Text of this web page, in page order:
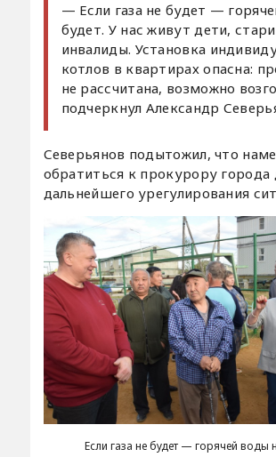
— Если газа не будет —
будет. У нас живут дети,
инвалиды. Установка
котлов в квартирах опасна:
не рассчитана, возможно
подчеркнул Александр
Северьянов подытожил, что
обратиться к прокурору города
дальнейшего урегулирования
Если газа не будет — горячей воды